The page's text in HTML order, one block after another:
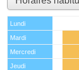
Lundi
Mardi
Mercredi
Jeudi